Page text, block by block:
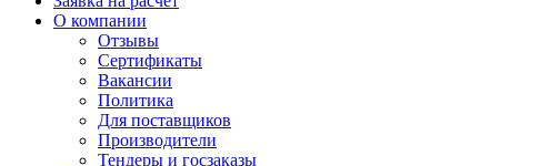
О компании
Отзывы
Сертификаты
Вакансии
Политика
Для поставщиков
Производители
Тендеры и госзаказы